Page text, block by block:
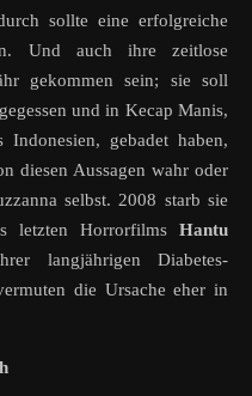
sollte eine erfolgreiche
Und auch ihre zeitlose
gekommen sein; sie soll
und in Kecap Manis,
Indonesien, gebadet haben,
diesen Aussagen wahr oder
selbst. 2008 starb sie
letzten Horrorfilms Hantu
langjährigen Diabetes-
die Ursache eher in